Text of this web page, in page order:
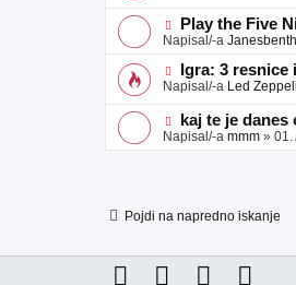
e
a
v
e
e
o
b
a
v
e
N
o
v
e
o
a
v
Play the Five
Napisal/-a
N
o
e
o
b
Igra: 3 resnice
Napisal/-a Led
N
o
v
j
a
e
kaj te je danes
Napisal/-a mmm » 01.
Pojdi na napredno iskanje